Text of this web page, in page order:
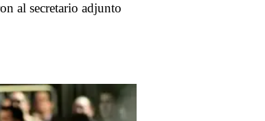
al secretario adjunto